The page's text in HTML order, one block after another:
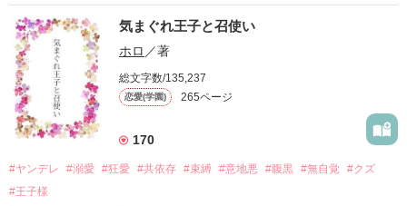
にも、関わらず。
「彼方……っ」
「そんな声で俺の名前呼んじゃダメ
……たまらなく、なっちゃうから」
▽2017/10/06　完結/公開
❅
*
❅
作品を読む
病弱なお姫様には綺麗な幼なじみが五人いた
壊れないよう大切に扱ってくれる王子様達
─────『でも、もういいよね』
身体が弱い可憐な少女
気まぐれ王子と召使い
ホロ ／著
総文字数/135,237
恋愛(学園) 265ページ
170
#ヤンデレ #溺愛 #狂愛 #共依存 #束縛 #意地悪 #腹黒 #無自覚
#クズ
#王子様